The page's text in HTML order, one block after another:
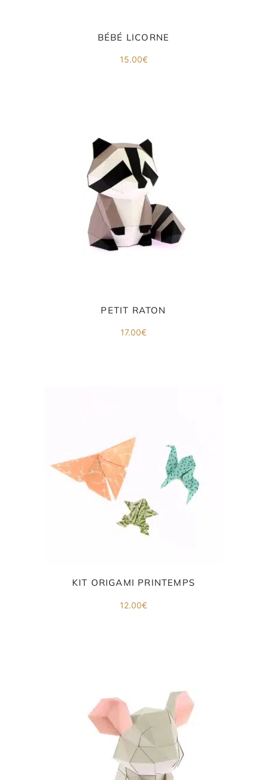
BÉBÉ LICORNE
15.00€
PETIT RATON
17.00€
KIT ORIGAMI PRINTEMPS
12.00€
OBJETS PERSONNALISÉS